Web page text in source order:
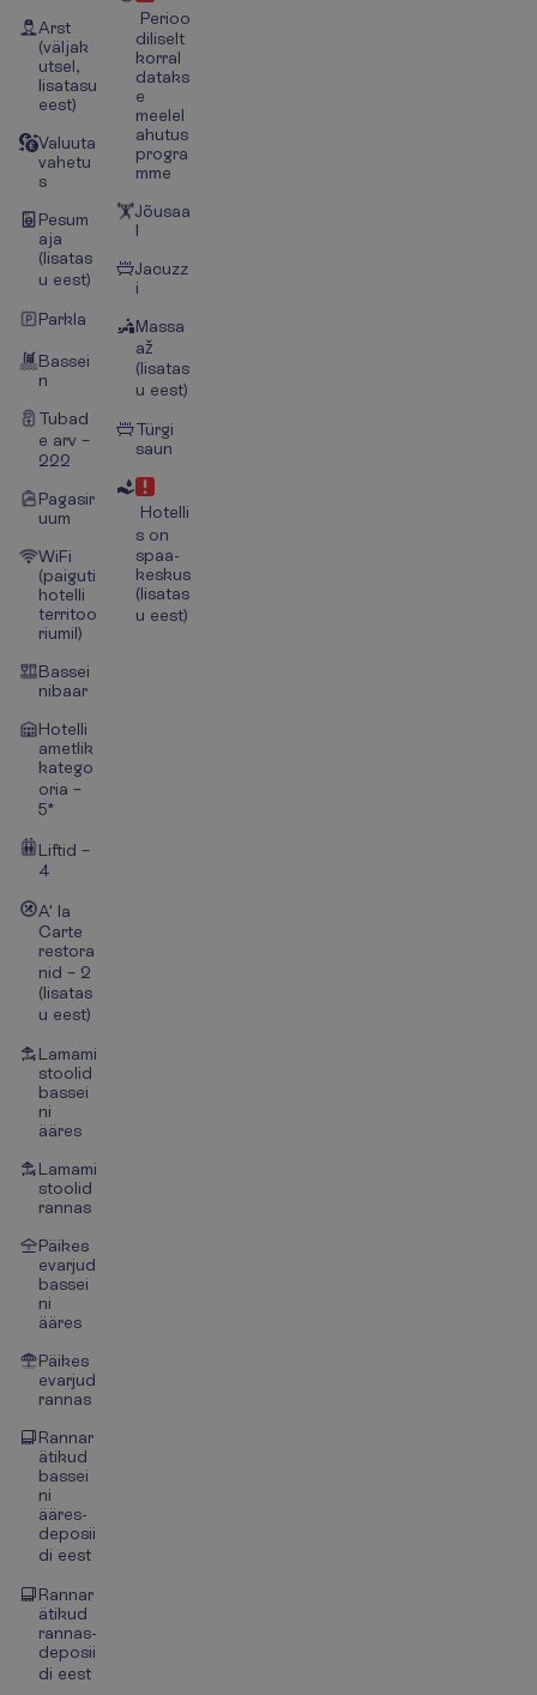
Arst
(väljak
utsel,
lisatasu
eest)
Valuuta
vahetu
s
Pesum
aja
(lisatas
u eest)
Parkla
Bassei
n
Tubad
e arv –
222
Pagasir
uum
WiFi
(paiguti
hotelli
territoo
riumil)
Bassei
nibaar
Hotelli
ametlik
katego
oria –
5*
Liftid –
4
A' la
Carte
restora
nid – 2
(lisatas
u eest)
Lamami
stoolid
bassei
ni
ääres
Lamami
stoolid
rannas
Päikes
evarjud
bassei
ni
ääres
Päikes
evarjud
rannas
Rannar
ätikud
bassei
ni
ääres-
deposii
di eest
Rannar
ätikud
rannas-
deposii
di eest
Perioo
diliselt
korral
dataks
e
meelel
ahutus
progra
mme
Jõusaa
l
Jacuzz
i
Massa
až
(lisatas
u eest)
Türgi
saun
Hotelli
s on
spaa-
keskus
(lisatas
u eest)